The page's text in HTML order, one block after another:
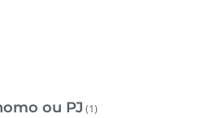
ou PJ (1)